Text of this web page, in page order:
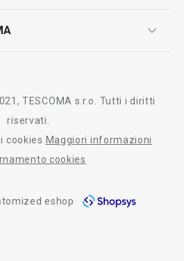
TESCOMA s.r.o. Tutti i diritti
riservati.
cookies Maggiori informazioni
cookies
eshop